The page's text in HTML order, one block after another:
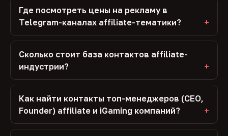
Где посмотреть цены на рекламу в
Telegram-каналах affiliate-тематики?
Сколько стоит база контактов affiliate-
индустрии?
Как найти контакты топ-менеджеров (CEO,
Founder) affiliate и iGaming компаний?